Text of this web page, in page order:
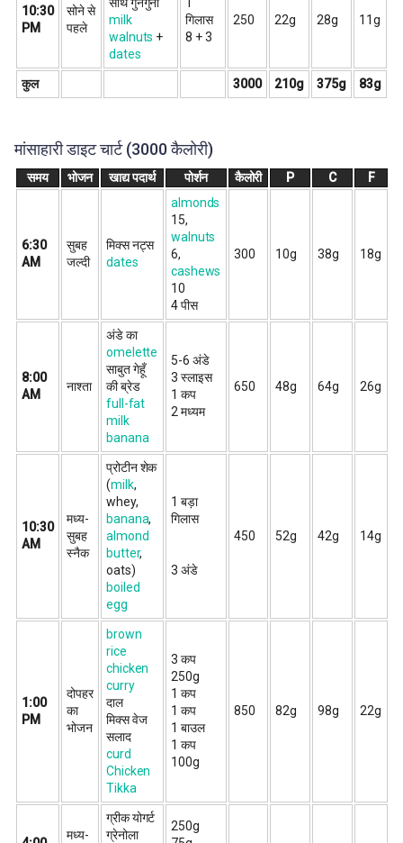
10:30
PM
सोने से
पहले
milk
walnuts +
dates
गिलास
8 + 3
250 22g 28g 11g
कुल 3000 210g 375g 83g
मांसाहारी डाइट चार्ट (3000 कैलोरी)
समय भोजन खाद्य पदार्थ पोर्शन कैलोरी P C F
6:30
AM
सुबह
जल्दी
मिक्स नट्स
dates
almonds
15,
walnuts
6,
cashews
10
4 पीस
300 10g 38g 18g
8:00
AM
नाश्ता
अंडे का
omelette
साबुत गेहूँ
की ब्रेड
full-fat
milk
banana
5-6 अंडे
3 स्लाइस
1 कप
2 मध्यम
650 48g 64g 26g
10:30
AM
मध्य-
सुबह
स्नैक
प्रोटीन शेक
(milk,
whey,
banana,
almond
butter,
oats)
boiled
egg
1 बड़ा
गिलास
3 अंडे
450 52g 42g 14g
1:00
PM
दोपहर
का
भोजन
brown
rice
chicken
curry
दाल
मिक्स वेज
सलाद
curd
Chicken
Tikka
3 कप
250g
1 कप
1 कप
1 बाउल
1 कप
100g
850 82g 98g 22g
मध्य-
ग्रीक योगर्ट
ग्रेनोला
250g